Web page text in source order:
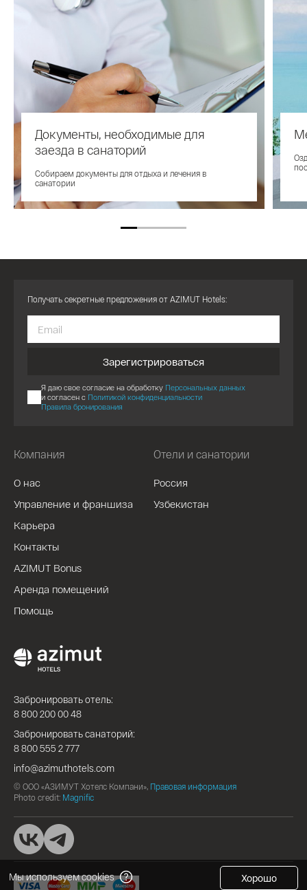
Документы, необходимые для
заезда в санаторий
Собираем документы для отдыха и лечения в
санатории
Компания
О нас
Управление и франшиза
Карьера
Контакты
AZIMUT Bonus
Аренда помещений
Помощь
Отели и санатории
Россия
Узбекистан
Получать секретные предложения от AZIMUT Hotels:
Зарегистрироваться
Я даю свое согласие на обработку Персональных данных
и согласен с Политикой конфиденциальности
Правила бронирования
Забронировать отель:
8 800 200 00 48
Забронировать санаторий:
8 800 555 2 777
info@azimuthotels.com
© ООО «АЗИМУТ Хотелс Компани», Правовая информация
Photo credit: Magnific
Мы используем cookies Хорошо